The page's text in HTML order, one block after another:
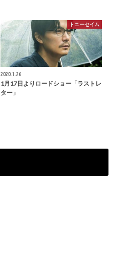
トニーセイム
2020.1.26
1月17日よりロードショー「ラストレ
ター」